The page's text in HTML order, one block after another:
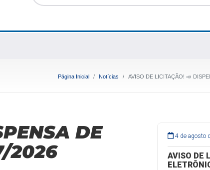
Página Inicial Notícias AVISO DE LICITAÇÃO! 📣
DE
2026
4 de agosto
AVISO DE